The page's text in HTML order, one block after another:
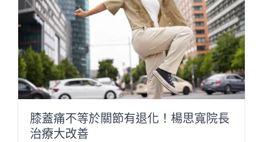
膝蓋痛不等於關節有退化！楊思寬院長
治療大改善